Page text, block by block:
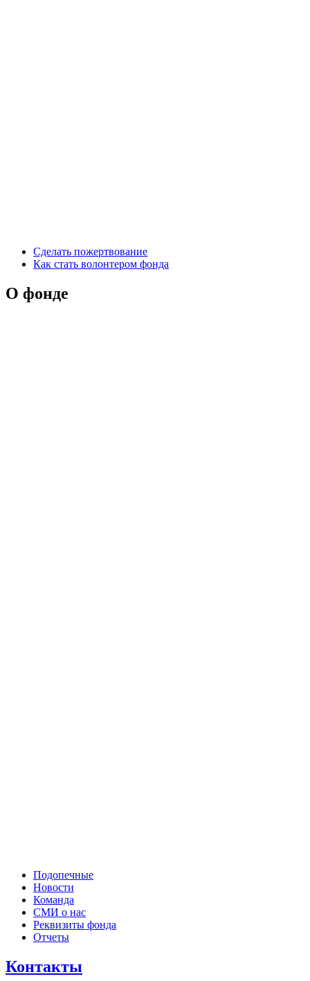
Сделать пожертвование
Как стать волонтером фонда
О фонде
Подопечные
Новости
Команда
СМИ о нас
Реквизиты фонда
Отчеты
Контакты